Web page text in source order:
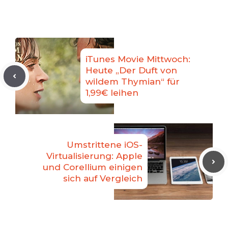
iTunes Movie Mittwoch:
Heute „Der Duft von
wildem Thymian“ für
1,99€ leihen
Umstrittene iOS-
Virtualisierung: Apple
und Corellium einigen
sich auf Vergleich